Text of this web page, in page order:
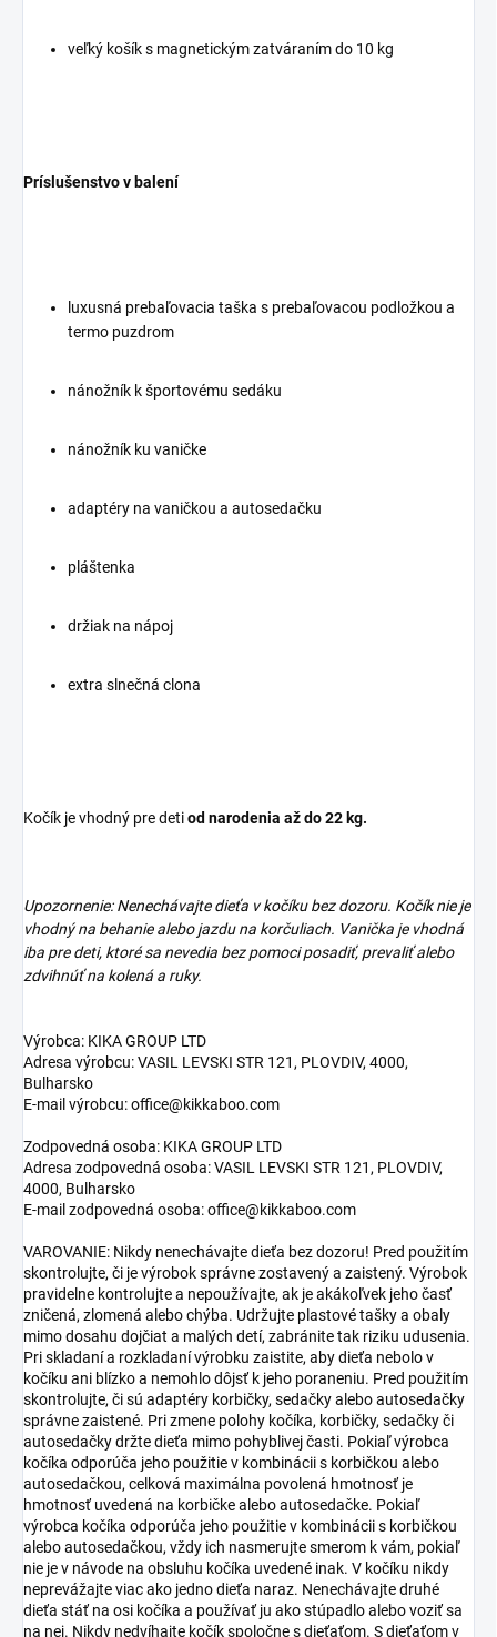
veľký košík s magnetickým zatváraním do 10 kg
Príslušenstvo v balení
luxusná prebaľovacia taška s prebaľovacou podložkou a
termo puzdrom
nánožník k športovému sedáku
nánožník ku vaničke
adaptéry na vaničkou a autosedačku
pláštenka
držiak na nápoj
extra slnečná clona
Kočík je vhodný pre detiod narodenia až do 22 kg.
Upozornenie: Nenechávajte dieťa v kočíku bez dozoru. Kočík nie je
vhodný na behanie alebo jazdu na korčuliach. Vanička je vhodná
iba pre deti, ktoré sa nevedia bez pomoci posadiť, prevaliť alebo
zdvihnúť na kolená a ruky.
Výrobca: KIKA GROUP LTD
Adresa výrobcu: VASIL LEVSKI STR 121, PLOVDIV, 4000,
Bulharsko
E-mail výrobcu: office@kikkaboo.com
Zodpovedná osoba: KIKA GROUP LTD
Adresa zodpovedná osoba: VASIL LEVSKI STR 121, PLOVDIV,
4000, Bulharsko
E-mail zodpovedná osoba: office@kikkaboo.com
VAROVANIE: Nikdy nenechávajte dieťa bez dozoru! Pred použitím
skontrolujte, či je výrobok správne zostavený a zaistený. Výrobok
pravidelne kontrolujte a nepoužívajte, ak je akákoľvek jeho časť
zničená, zlomená alebo chýba. Udržujte plastové tašky a obaly
mimo dosahu dojčiat a malých detí, zabránite tak riziku udusenia.
Pri skladaní a rozkladaní výrobku zaistite, aby dieťa nebolo v
kočíku ani blízko a nemohlo dôjsť k jeho poraneniu. Pred použitím
skontrolujte, či sú adaptéry korbičky, sedačky alebo autosedačky
správne zaistené. Pri zmene polohy kočíka, korbičky, sedačky či
autosedačky držte dieťa mimo pohyblivej časti. Pokiaľ výrobca
kočíka odporúča jeho použitie v kombinácii s korbičkou alebo
autosedačkou, celková maximálna povolená hmotnosť je
hmotnosť uvedená na korbičke alebo autosedačke. Pokiaľ
výrobca kočíka odporúča jeho použitie v kombinácii s korbičkou
alebo autosedačkou, vždy ich nasmerujte smerom k vám, pokiaľ
nie je v návode na obsluhu kočíka uvedené inak. V kočíku nikdy
neprevážajte viac ako jedno dieťa naraz. Nenechávajte druhé
dieťa stáť na osi kočíka a používať ju ako stúpadlo alebo voziť sa
na nej. Nikdy nedvíhajte kočík spoločne s dieťaťom. S dieťaťom v